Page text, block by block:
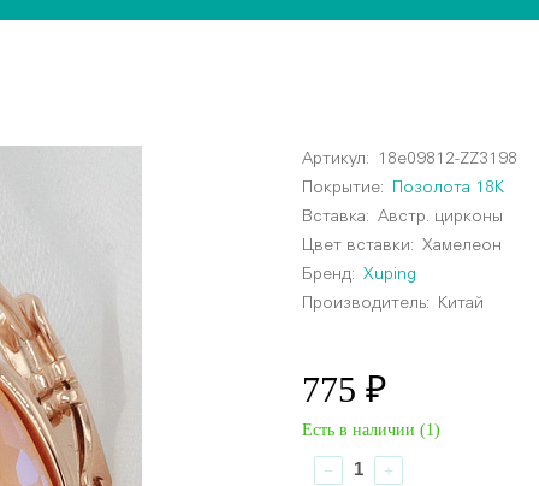
Артикул:
18e09812-ZZ3198
Покрытие:
Позолота 18К
Вставка: Австр. цирконы
Цвет вставки:
Хамелеон
Бренд:
Xuping
Производитель: Китай
775 ₽
Есть в наличии (1)
− +